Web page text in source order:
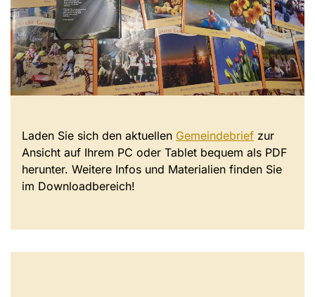
Laden Sie sich den aktuellen Gemeindebrief zur
Ansicht auf Ihrem PC oder Tablet bequem als PDF
herunter. Weitere Infos und Materialien finden Sie
im Downloadbereich!